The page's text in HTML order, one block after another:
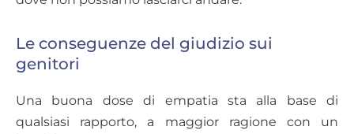
Le conseguenze del giudizio sui
genitori
Una buona dose di empatia sta alla base di
qualsiasi rapporto, a maggior ragione con un